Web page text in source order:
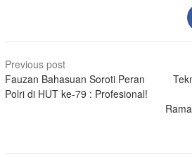
Post
navigation
Previous post
Fauzan Bahasuan Soroti Peran
Polri di HUT ke-79 : Profesional!